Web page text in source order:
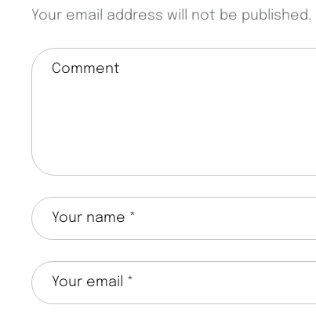
Your email address will not be published.